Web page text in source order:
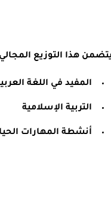
هذا التوزيع
المفيد في اللغة
التربية الإسلامية
أنشطة المهارات